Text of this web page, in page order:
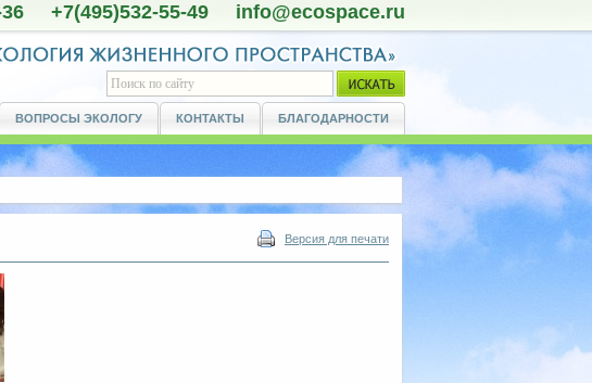
36 +7(495)532-55-49 info@ecospace.ru
ВОПРОСЫ ЭКОЛОГУ КОНТАКТЫ БЛАГОДАРНОСТИ
Версия для печати